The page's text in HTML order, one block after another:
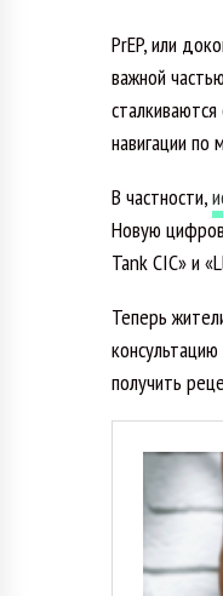
PrEP, или
важной
навигации по
В частности,
Новую
Tank CIC» и
Теперь
получить